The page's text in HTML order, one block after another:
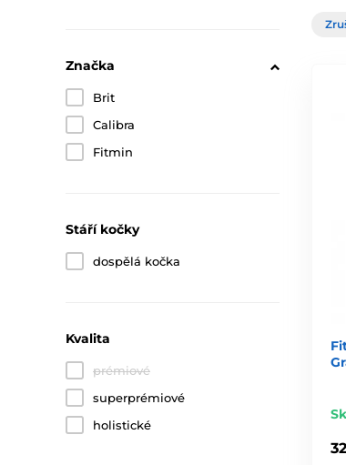
Značka
Brit
Calibra
Fitmin
Stáří kočky
dospělá kočka
Kvalita
prémiové
superprémiové
holistické